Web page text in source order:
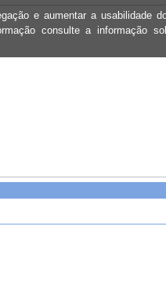
e aumentar a usabilidade
consulte a informação